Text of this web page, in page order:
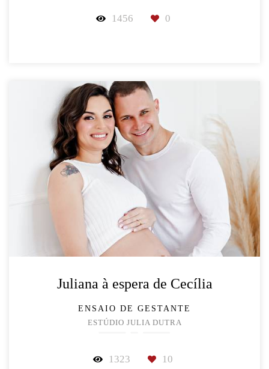
1456 0
Juliana à espera de Cecília
ENSAIO DE GESTANTE
ESTÚDIO JULIA DUTRA
1323 10